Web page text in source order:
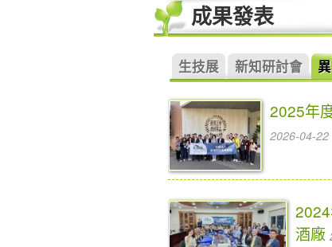
成果發表
生技展 新知研討會
2025年
2026-04-22
酒廠